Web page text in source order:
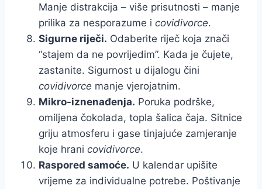
Manje distrakcija – više prisutnosti – manje
prilika za nesporazume i covidivorce.
Sigurne riječi. Odaberite riječ koja znači
“stajem da ne povrijedim”. Kada je čujete,
zastanite. Sigurnost u dijalogu čini
covidivorce manje vjerojatnim.
Mikro-iznenađenja. Poruka podrške,
omiljena čokolada, topla šalica čaja. Sitnice
griju atmosferu i gase tinjajuće zamjeranje
koje hrani covidivorce.
Raspored samoće. U kalendar upišite
vrijeme za individualne potrebe. Poštivanje